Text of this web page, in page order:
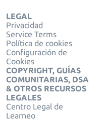
LEGAL
Privacidad
Service Terms
Política de cookies
Configuración de
Cookies
COPYRIGHT, GUÍAS
COMUNITARIAS, DSA
& OTROS RECURSOS
LEGALES
Centro Legal de
Learneo